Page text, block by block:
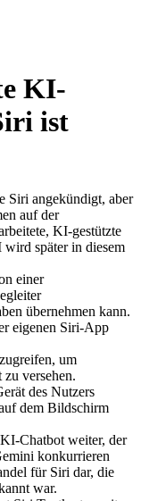
KI-
ist
Siri angekündigt, aber
auf der
KI-gestützte
später in diesem
einer
übernehmen kann.
eigenen Siri-App
um
versehen.
des Nutzers
dem Bildschirm
Chatbot weiter, der
konkurrieren
für Siri dar, die
war.